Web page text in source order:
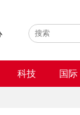
科技 国际